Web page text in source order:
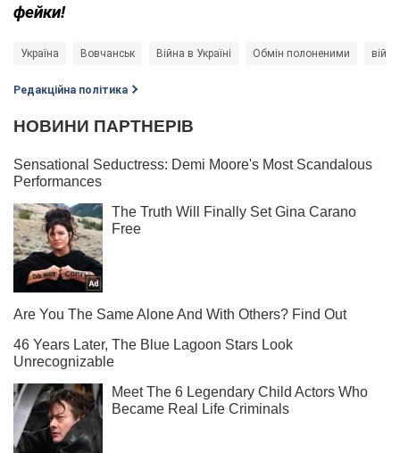
фейки!
Україна Вовчанськ Війна в Україні Обмін полоненими
Редакційна політика